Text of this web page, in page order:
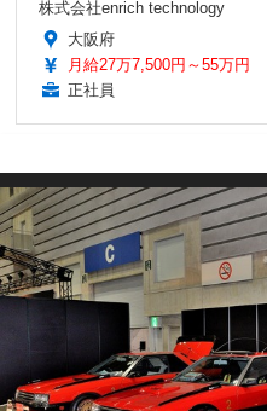
株式会社enrich technology
大阪府
月給27万7,500円～55万円
正社員